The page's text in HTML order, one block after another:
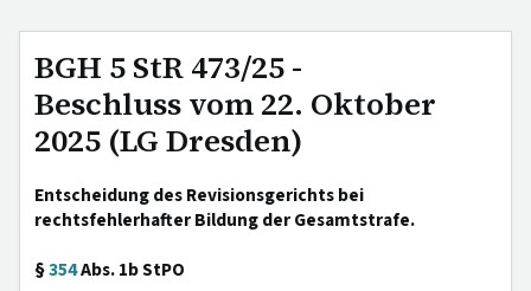
BGH 5 StR 473/25 -
Beschluss vom 22. Oktober
2025 (LG Dresden)
Entscheidung des Revisionsgerichts bei
rechtsfehlerhafter Bildung der Gesamtstrafe.
§354Abs. 1b StPO